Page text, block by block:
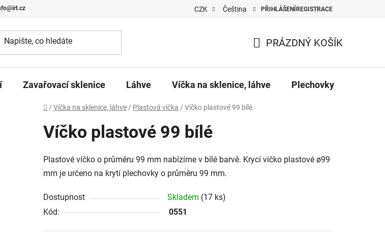
CZK Čeština PŘIHLÁŠENÍ REGISTRACE
KOŠÍK
PRÁZDNÝ KOŠÍK
Zavařovací sklenice Láhve Víčka na sklenice, láhve Plechovky
Domů
/ Víčka na sklenice, láhve / Plastová víčka / Víčko plastové 99 bílé
Víčko plastové 99 bílé
Plastové víčko o průměru 99 mm nabízíme v bílé barvě. Krycí víčko plastové ø99
mm je určeno na krytí plechovky o průměru 99 mm.
Dostupnost Skladem (17 ks)
Kód:
0551